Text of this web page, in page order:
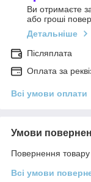
Ви отримаєте
або гроші
Детальніше
Післяплата
Оплата за
Всі умови оплати
Умови
Повернення
Всі умови